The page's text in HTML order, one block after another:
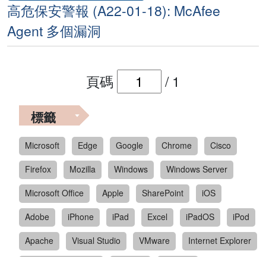
高危保安警報 (A22-01-18): McAfee
Agent 多個漏洞
頁碼 / 1
標籤
Microsoft Edge Google Chrome
Cisco
Firefox
Mozilla Windows
Windows Server
Microsoft Office
Apple SharePoint
iOS
Adobe
iPhone iPad Excel iPadOS
iPod
Apache
Visual Studio VMware
Internet Explorer